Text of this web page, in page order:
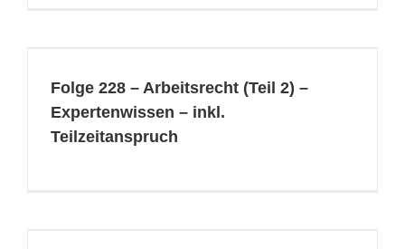
Folge 228 – Arbeitsrecht (Teil 2) –
Expertenwissen – inkl.
Teilzeitanspruch